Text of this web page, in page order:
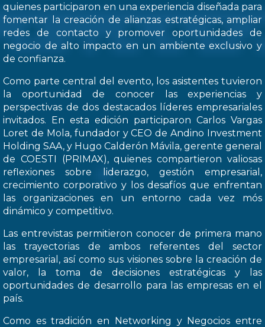
quienes participaron en una experiencia diseñada para
fomentar la creación de alianzas estratégicas, ampliar
redes de contacto y promover oportunidades de
negocio de alto impacto en un ambiente exclusivo y
de confianza.
Como parte central del evento, los asistentes tuvieron
la oportunidad de conocer las experiencias y
perspectivas de dos destacados líderes empresariales
invitados. En esta edición participaron Carlos Vargas
Loret de Mola, fundador y CEO de Andino Investment
Holding SAA, y Hugo Calderón Mávila, gerente general
de COESTI (PRIMAX), quienes compartieron valiosas
reflexiones sobre liderazgo, gestión empresarial,
crecimiento corporativo y los desafíos que enfrentan
las organizaciones en un entorno cada vez mós
dinámico y competitivo.
Las entrevistas permitieron conocer de primera mano
las trayectorias de ambos referentes del sector
empresarial, así como sus visiones sobre la creación de
valor, la toma de decisiones estratégicas y las
oportunidades de desarrollo para las empresas en el
país.
Como es tradición en Networking y Negocios entre